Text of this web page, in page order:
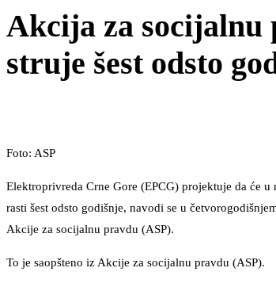
Akcija za socijalnu
struje šest odsto
Foto: ASP
Elektroprivreda Crne Gore (EPCG) projektuje da će
rasti šest odsto godišnje, navodi se u
Akcije za socijalnu pravdu (ASP).
To je saopšteno iz Akcije za socijalnu pravdu (ASP).